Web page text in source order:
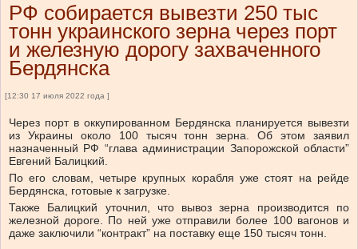
РФ собирается вывезти 250 тыс
тонн украинского зерна через порт
и железную дорогу захваченного
Бердянска
[12:30 17 июля 2022 года ]
Через порт в оккупированном Бердянска планируется вывезти
из Украины около 100 тысяч тонн зерна. Об этом заявил
назначенный РФ “глава администрации Запорожской области”
Евгений Балицкий.
По его словам, четыре крупных корабля уже стоят на рейде
Бердянска, готовые к загрузке.
Также Балицкий уточнил, что вывоз зерна производится по
железной дороге. По ней уже отправили более 100 вагонов и
даже заключили “контракт” на поставку еще 150 тысяч тонн.